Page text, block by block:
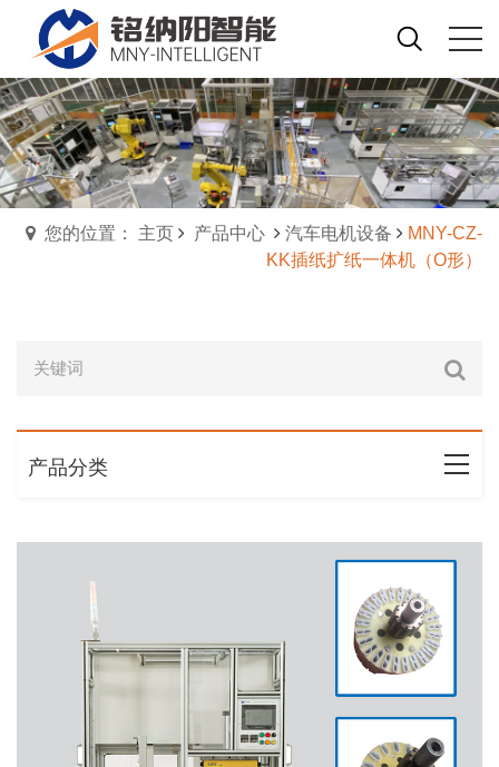
您的位置： 主页 产品中心 汽车电机设备
MNY-CZ-
KK插纸扩纸一体机（O形）
产品分类